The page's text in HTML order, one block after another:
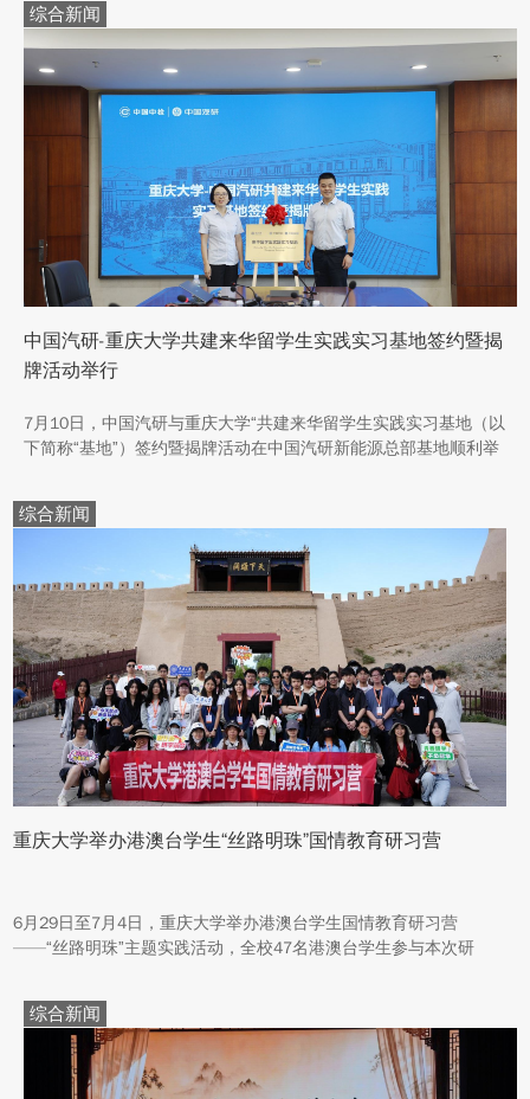
综合新闻
中国汽研-重庆大学共建来华留学生实践实习基地签约暨揭
牌活动举行
7月10日，中国汽研与重庆大学“共建来华留学生实践实习基地（以
下简称“基地”）签约暨揭牌活动在中国汽研新能源总部基地顺利举
与交流处处长兼留学生事务管理中心主任阳春出席活动，双方相关
职能负责人、教师代表及来华留学生代表共同参与。
综合新闻
重庆大学举办港澳台学生“丝路明珠”国情教育研习营
6月29日至7月4日，重庆大学举办港澳台学生国情教育研习营
——“丝路明珠”主题实践活动，全校47名港澳台学生参与本次研
多地实地走访，深入了解国家在丝路文明传承、世界文化遗产保
护、西北地质生态治理等方面的建设成就与发展路径。
综合新闻